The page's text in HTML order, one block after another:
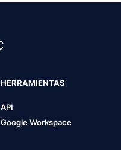
HERRAMIENTAS
API
Google Workspace